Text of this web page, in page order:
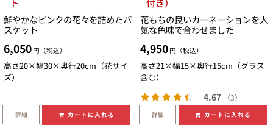
鮮やかなピンクの花々を詰めたバ
スケット
6,050 円（税込）
高さ20×幅30×奥行20cm（花サイ
ズ）
詳細 カートに入れる
花もちの良いカーネーションを人
気な色味で合わせました
4,950 円（税込）
高さ21×幅15×奥行15cm（グラス
含む）
4.67 （3）
詳細 カートに入れる